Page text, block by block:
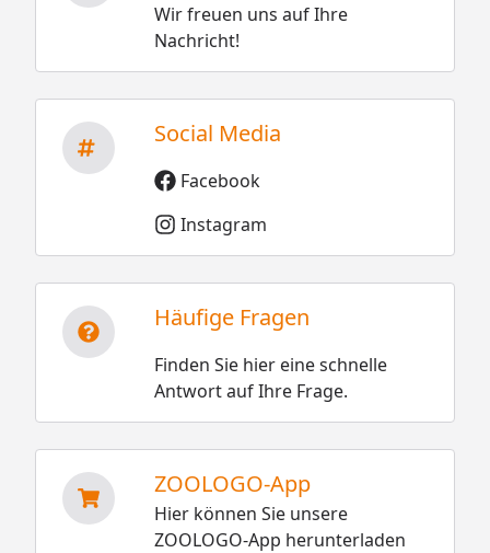
Wir freuen uns auf Ihre
Nachricht!
Social Media
Facebook
Instagram
Häufige Fragen
Finden Sie hier eine schnelle
Antwort auf Ihre Frage.
ZOOLOGO-App
Hier können Sie unsere
ZOOLOGO-App herunterladen